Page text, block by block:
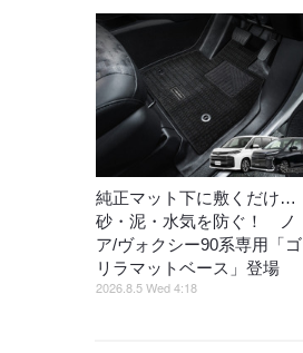
純正マット下に敷くだけ…
砂・泥・水気を防ぐ！ ノ
ア/ヴォクシー90系専用「ゴ
リラマットベース」登場
2026.8.5 Wed 4:18